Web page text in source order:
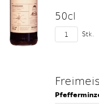
50cl
Stk.